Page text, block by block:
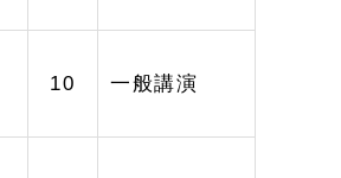
10 一般講演